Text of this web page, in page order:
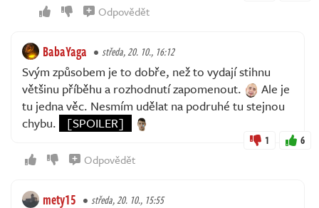
Odpovědět
BabaYaga středa, 20. 10., 16:12
Svým způsobem je to dobře, než to vydají stihnu
většinu příběhu a rozhodnutí zapomenout.
Ale je
tu jedna věc. Nesmím udělat na podruhé tu stejnou
chybu.
[SPOILER]
1 6
Odpovědět
mety15 středa, 20. 10., 15:55